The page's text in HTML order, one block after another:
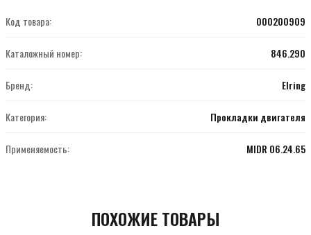
Код товара: 000200909
Каталожный номер: 846.290
Бренд: Elring
Категория: Прокладки двигателя
Применяемость: MIDR 06.24.65
ПОХОЖИЕ ТОВАРЫ